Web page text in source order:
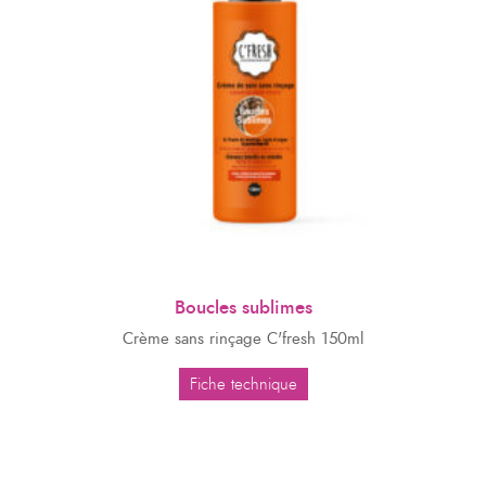
Boucles sublimes
Crème sans rinçage C'fresh 150ml
Fiche technique